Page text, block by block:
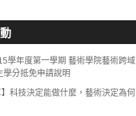
學年度第一學期 藝術學院藝術跨域
學分抵免申請說明
】科技決定能做什麼，藝術決定為何